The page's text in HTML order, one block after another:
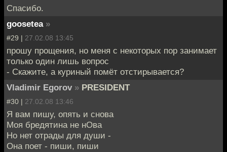
Спасибо.
goosetea »
#29 | 27.02.08 13:45
прошу прощения, но меня с некоторых пор занимает
только один лишь вопрос
- Скажите, а куриный помёт отстирывается?
Vladimir Egorov » PRESIDENT
#30 | 27.02.08 13:46
Я вам пишу, опять и снова
Моя бредятина не нОва
Но нет отрады для души -
Она поет - пиши, пиши